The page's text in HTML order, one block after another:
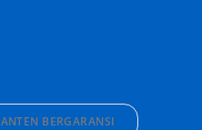
BERGARANSI